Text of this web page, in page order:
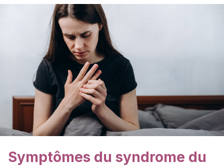
Symptômes du syndrome du